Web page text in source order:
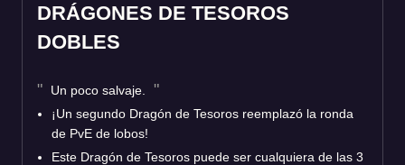
DRÁGONES DE TESOROS
DOBLES
Un poco salvaje.
¡Un segundo Dragón de Tesoros reemplazó la ronda
de PvE de lobos!
Este Dragón de Tesoros puede ser cualquiera de las 3